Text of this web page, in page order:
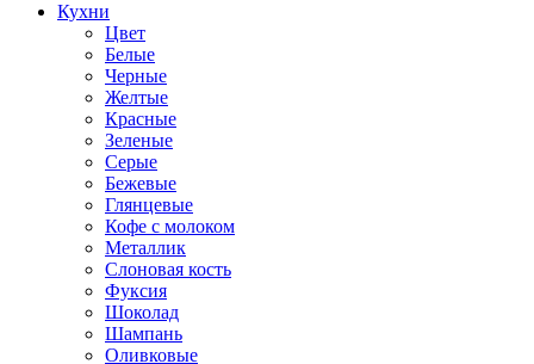
Кухни
Цвет
Белые
Черные
Желтые
Красные
Зеленые
Серые
Бежевые
Глянцевые
Кофе с молоком
Металлик
Слоновая кость
Фуксия
Шоколад
Шампань
Оливковые